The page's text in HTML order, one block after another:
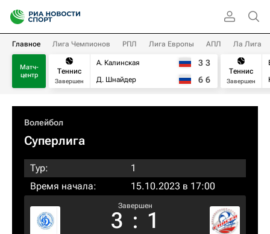
Главное Лига Чемпионов РПЛ Лига Европы АПЛ Ла Лига
Матч-
центр
Теннис
Завершен
А. Калинская
Д. Шнайдер
3 3
6 6
Теннис
Завершен
Волейбол
Суперлига
Тур:
1
Время начала:
15.10.2023 в 17:00
Завершен
3 : 1